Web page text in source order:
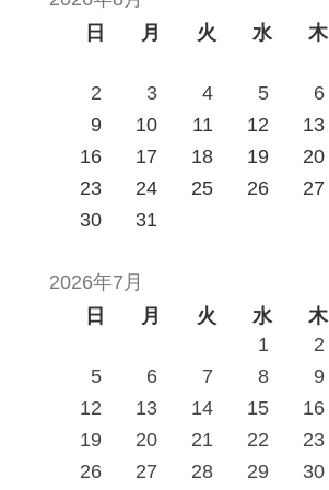
日
月 火 水 木
2
3 4 5 6
9
10 11 12 13
16
17 18 19 20
23
24 25 26 27
30
31
2026年7月
日
月 火 水 木
1
2
5
6 7 8 9
12
13 14 15 16
19
20 21 22 23
26
27 28 29 30